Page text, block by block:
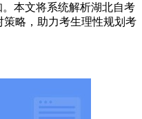
本文将系统解析湖北自考
略，助力考生理性规划考